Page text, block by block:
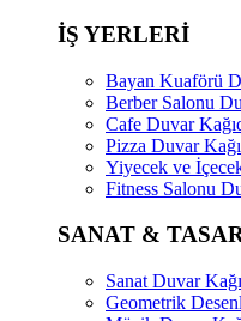
İŞ YERLERİ
Bayan Kuaförü
Berber Salonu
Cafe Duvar
Pizza Duvar
Yiyecek ve
Fitness Salonu
SANAT &
Sanat Duvar
Geometrik